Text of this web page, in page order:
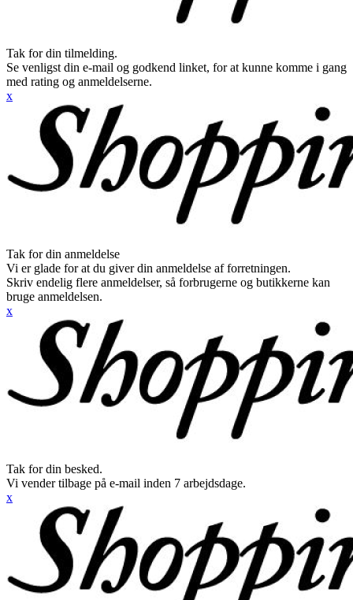
Tak for din tilmelding.
Se venligst din e-mail og godkend linket, for at kunne komme i gang
med rating og anmeldelserne.
x
Tak for din anmeldelse
Vi er glade for at du giver din anmeldelse af forretningen.
Skriv endelig flere anmeldelser, så forbrugerne og butikkerne kan
bruge anmeldelsen.
x
Tak for din besked.
Vi vender tilbage på e-mail inden 7 arbejdsdage.
x